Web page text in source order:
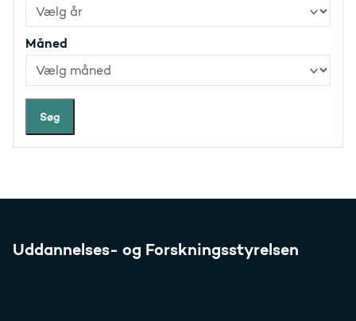
Måned
Søg
Uddannelses- og Forskningsstyrelsen